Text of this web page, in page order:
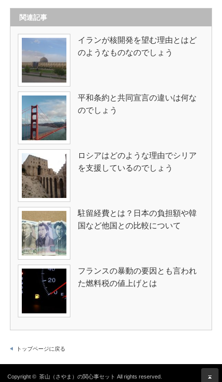
関連記事
イランが核開発を望む理由とはど
のようなものなのでしょう
平和条約と共同宣言の違いは何な
のでしょう
ロシアはどのような理由でシリア
を支援しているのでしょう
駐留経費とは？日本の負担額や韓
国など他国との比較について
フランスの暴動の要因とも言われ
た燃料税の値上げとは
トップページに戻る
Copyright © 茶山（さやま）の関心事セット All rights reserved.